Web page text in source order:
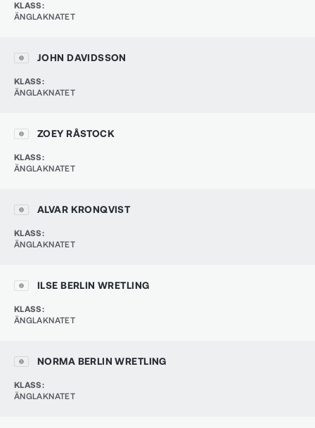
KLASS:
ÄNGLAKNATET
JOHN DAVIDSSON
KLASS:
ÄNGLAKNATET
ZOEY RÅSTOCK
KLASS:
ÄNGLAKNATET
ALVAR KRONQVIST
KLASS:
ÄNGLAKNATET
ILSE BERLIN WRETLING
KLASS:
ÄNGLAKNATET
NORMA BERLIN WRETLING
KLASS:
ÄNGLAKNATET